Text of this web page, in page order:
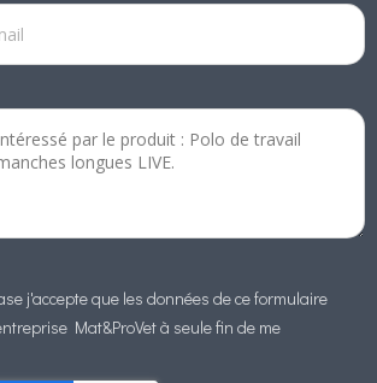
j'accepte que les données de ce formulaire
Mat&ProVet à seule fin de me